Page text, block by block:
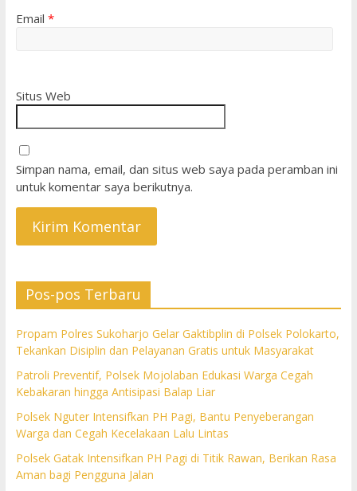
Email *
Situs Web
Simpan nama, email, dan situs web saya pada peramban ini
untuk komentar saya berikutnya.
Pos-pos Terbaru
Propam Polres Sukoharjo Gelar Gaktibplin di Polsek Polokarto,
Tekankan Disiplin dan Pelayanan Gratis untuk Masyarakat
Patroli Preventif, Polsek Mojolaban Edukasi Warga Cegah
Kebakaran hingga Antisipasi Balap Liar
Polsek Nguter Intensifkan PH Pagi, Bantu Penyeberangan
Warga dan Cegah Kecelakaan Lalu Lintas
Polsek Gatak Intensifkan PH Pagi di Titik Rawan, Berikan Rasa
Aman bagi Pengguna Jalan